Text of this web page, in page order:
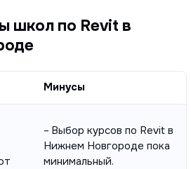
Минусы
– Выбор курсов по Revit в
Нижнем Новгороде пока
минимальный.